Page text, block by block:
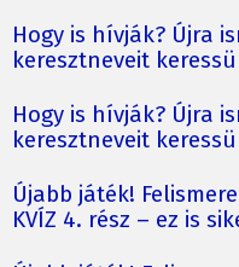
Hogy is hívják? Újra
keresztneveit
Hogy is hívják? Újra
keresztneveit
Újabb játék!
KVÍZ 4. rész – ez is